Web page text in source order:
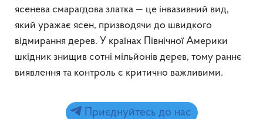
ясенева смарагдова златка — це інвазивний вид,
який уражає ясен, призводячи до швидкого
відмирання дерев. У країнах Північної Америки
шкідник знищив сотні мільйонів дерев, тому раннє
виявлення та контроль є критично важливими.
Приєднуйтесь до нас